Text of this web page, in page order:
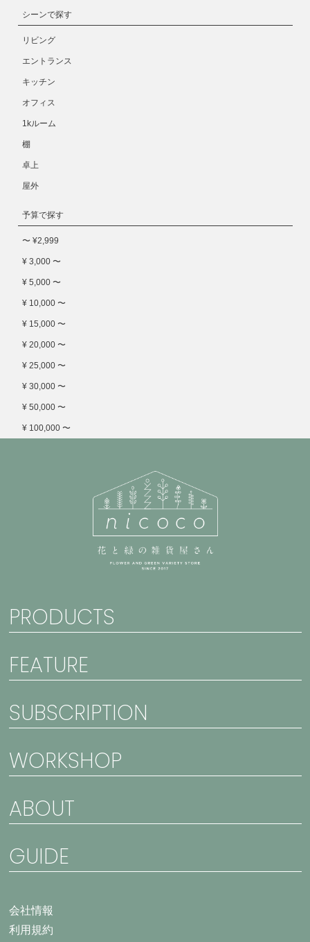
シーンで探す
リビング
エントランス
キッチン
オフィス
1kルーム
棚
卓上
屋外
予算で探す
〜 ¥2,999
¥ 3,000 〜
¥ 5,000 〜
¥ 10,000 〜
¥ 15,000 〜
¥ 20,000 〜
¥ 25,000 〜
¥ 30,000 〜
¥ 50,000 〜
¥ 100,000 〜
PRODUCTS
FEATURE
SUBSCRIPTION
WORKSHOP
ABOUT
GUIDE
会社情報
利用規約